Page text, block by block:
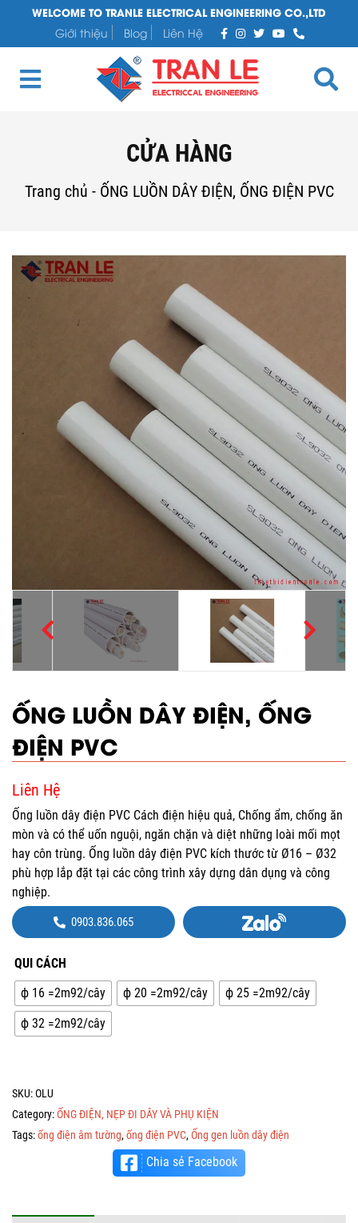
WELCOME TO TRANLE ELECTRICAL ENGINEERING CO.,LTD
Giới thiệu
Blog Liên Hệ
CỬA HÀNG
Trang chủ - ỐNG LUỒN DÂY ĐIỆN, ỐNG ĐIỆN PVC
ỐNG LUỒN DÂY ĐIỆN, ỐNG
ĐIỆN PVC
Liên Hệ
Ống luồn dây điện PVC Cách điện hiệu quả, Chống ẩm, chống ăn
mòn và có thể uốn nguội, ngăn chặn và diệt những loài mối mọt
hay côn trùng. Ống luồn dây điện PVC kích thước từ Ø16 – Ø32
phù hợp lắp đặt tại các công trình xây dựng dân dụng và công
nghiệp.
0903.836.065
QUI CÁCH
ф 16 =2m92/cây
ф 20 =2m92/cây
ф 25 =2m92/cây
ф 32 =2m92/cây
SKU:OLU
Category:ỐNG ĐIỆN, NẸP ĐI DÂY VÀ PHỤ KIỆN
Tags:ống điện âm tường, ống điện PVC, Ống gen luồn dây điện
Chia sẻ Facebook